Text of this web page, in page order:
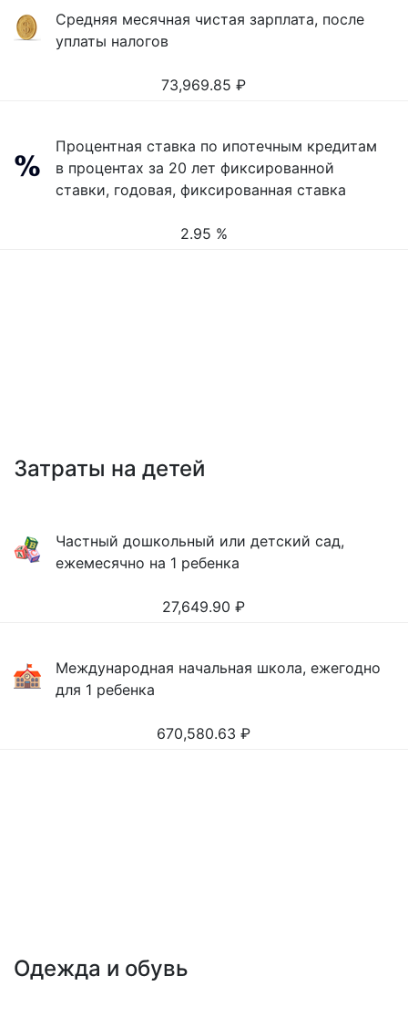
Средняя месячная чистая зарплата, после
уплаты налогов
73,969.85 ₽
Процентная ставка по ипотечным кредитам
в процентах за 20 лет фиксированной
ставки, годовая, фиксированная ставка
2.95 %
Затраты на детей
Частный дошкольный или детский сад,
ежемесячно на 1 ребенка
27,649.90 ₽
Международная начальная школа, ежегодно
для 1 ребенка
670,580.63 ₽
Одежда и обувь